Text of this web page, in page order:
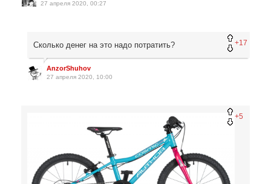
27 апреля 2020, 00:27
+17
Сколько денег на это надо потратить?
AnzorShuhov
27 апреля 2020, 10:00
+5